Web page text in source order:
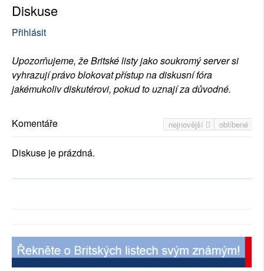
Diskuse
Přihlásit
Upozorňujeme, že Britské listy jako soukromý server si
vyhrazují právo blokovat přístup na diskusní fóra
jakémukoliv diskutérovi, pokud to uznají za důvodné.
nejnovější oblíbené
Komentáře
Diskuse je prázdná.